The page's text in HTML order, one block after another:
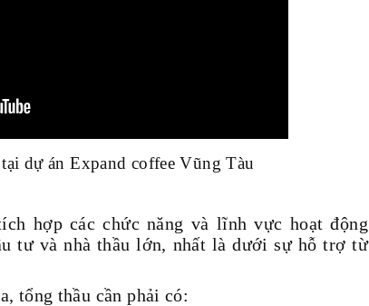
dự án Expand coffee Vũng Tàu
hợp các chức năng và lĩnh vực hoạt động
tư và nhà thầu lớn, nhất là dưới sự hỗ trợ từ
tổng thầu cần phải có: